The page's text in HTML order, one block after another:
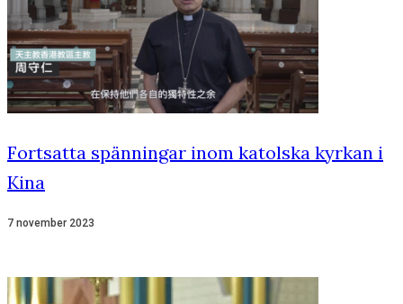
Fortsatta spänningar inom katolska kyrkan i
Kina
7 november 2023